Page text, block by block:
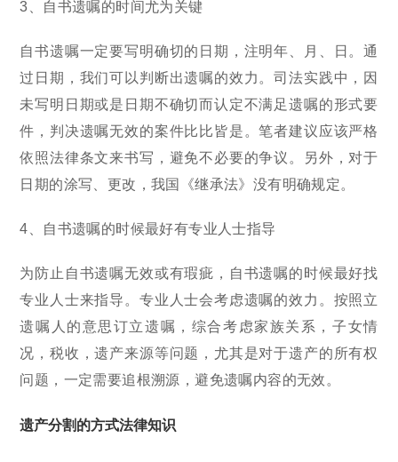
3、自书遗嘱的时间尤为关键
自书遗嘱一定要写明确切的日期，注明年、月、日。通
过日期，我们可以判断出遗嘱的效力。司法实践中，因
未写明日期或是日期不确切而认定不满足遗嘱的形式要
件，判决遗嘱无效的案件比比皆是。笔者建议应该严格
依照法律条文来书写，避免不必要的争议。另外，对于
日期的涂写、更改，我国《继承法》没有明确规定。
4、自书遗嘱的时候最好有专业人士指导
为防止自书遗嘱无效或有瑕疵，自书遗嘱的时候最好找
专业人士来指导。专业人士会考虑遗嘱的效力。按照立
遗嘱人的意思订立遗嘱，综合考虑家族关系，子女情
况，税收，遗产来源等问题，尤其是对于遗产的所有权
问题，一定需要追根溯源，避免遗嘱内容的无效。
遗产分割的方式法律知识